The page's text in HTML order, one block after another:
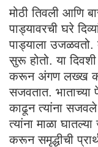
मोठी तिवली आणि
पाड्यावरची घरे
पाड्याला उजळवतो.
सुरू होतो. या
करून अंगण लख्ख
सजवतात.
काढून त्यांना
त्यांना माळा
करून समृद्धीची